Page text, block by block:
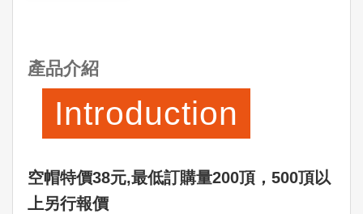
產品介紹
Introduction
空帽特價38元‚最低訂購量200頂，500頂以
上另行報價